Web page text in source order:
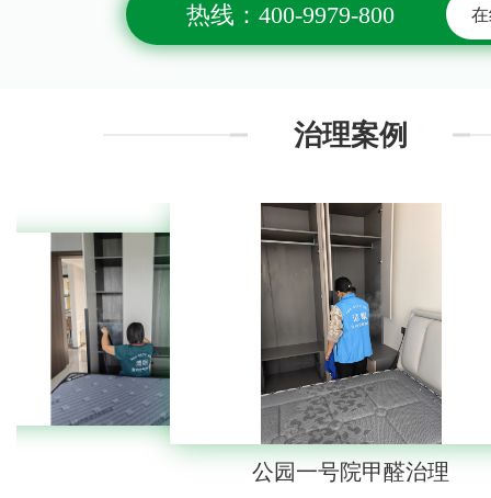
热线：400-9979-800
治理案例
公园一号院甲醛治理